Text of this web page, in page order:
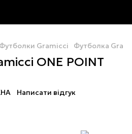
Футболки Gramicci Футболка
ONE POINT
Написати відгук